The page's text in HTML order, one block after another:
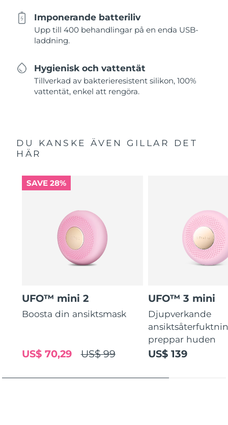
Imponerande batteriliv
Upp till 400 behandlingar på en enda USB-
laddning.
Hygienisk och vattentät
Tillverkad av bakterieresistent silikon, 100%
vattentät, enkel att rengöra.
DU KANSKE ÄVEN GILLAR DET
HÄR
SAVE 28%
UFO™ mini 2
Boosta din ansiktsmask
US$ 99
US$ 70,29
UFO™ 3 mini
Djupverkande
preppar huden
US$ 139